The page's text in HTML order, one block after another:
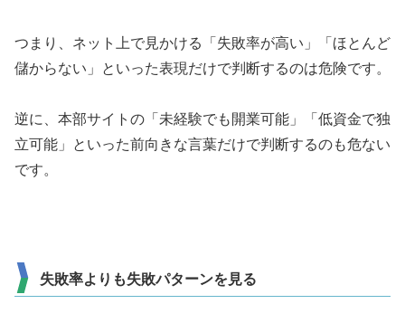
つまり、ネット上で見かける「失敗率が高い」「ほとんど
儲からない」といった表現だけで判断するのは危険です。
逆に、本部サイトの「未経験でも開業可能」「低資金で独
立可能」といった前向きな言葉だけで判断するのも危ない
です。
失敗率よりも失敗パターンを見る